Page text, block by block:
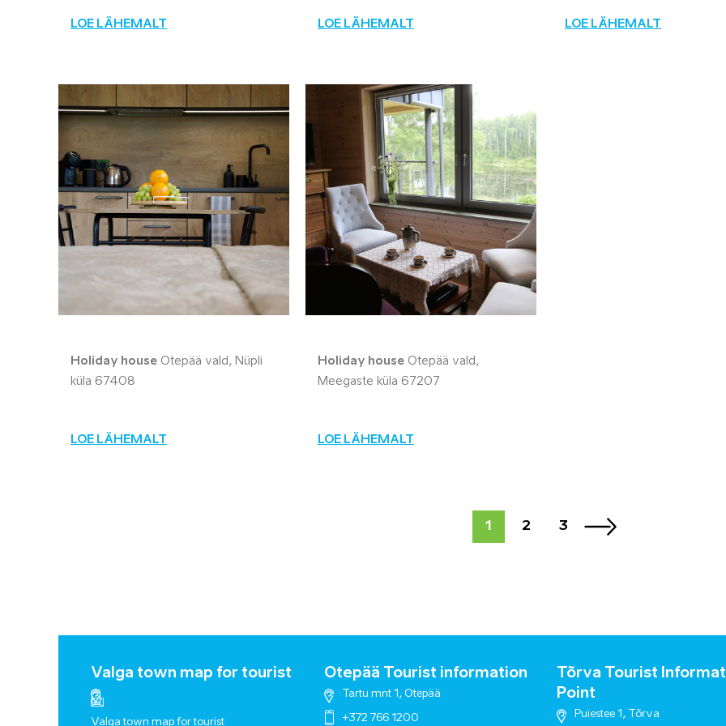
LOE LÄHEMALT LOE LÄHEMALT LOE LÄHEMALT
Holiday house Otepää vald, Nüpli
küla 67408
LOE LÄHEMALT
Holiday house Otepää vald,
Meegaste küla 67207
LOE LÄHEMALT
1 2 3
Valga town map for tourist
Valga town map for tourist
Otepää Tourist information
Tartu mnt 1, Otepää
+372 766 1200
Tõrva Tourist
Point
Puiestee 1, Tõrva